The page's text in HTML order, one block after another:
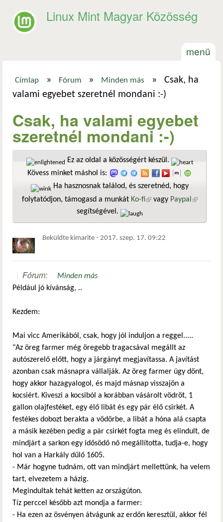
Linux Mint Magyar Közösség
menü
Jelenlegi hely
Címlap » Fórum » Minden más »
Csak, ha
valami egyebet szeretnél mondani :-)
Csak, ha valami egyebet
szeretnél mondani :-)
Ez az oldal a közösségért készül.
Kövess minket máshol is:
Ha hasznosnak találod, és szeretnéd, hogy
folytatódjon, támogasd a munkát Ko-fi(külső hivatkozás)
vagy Paypal
segítségével.
Beküldte kimarite - 2017. szep. 17. 09:22
Fórum:
Minden más
Például jó kívánság, ..
Kezdem:
Mai vicc Amerikából, csak, hogy jól induljon a reggel.....
"Az öreg farmer még öregebb tragacsával megállt az
autószerelő előtt, hogy a járgányt megjavítassa. A javítást
azonban csak másnapra vállalják. Az öreg farmer úgy dönt,
hogy akkor hazagyalogol, és majd másnap visszajön a
kocsiért. Kiveszi a kocsiból a korábban vásárolt vödröt, 1
gallon olajfestéket, egy élő libát és egy pár élő csirkét. A
festékes dobozt berakta a vödörbe, a libát a hóna alá csapta
a másik kezében pedig a pár csirkét fogta meg és elindult, de
mindjárt a sarkon egy idősödő nő megállította, tudja-e, hogy
hol van a Harkály dűlő 1605.
- Már hogyne tudnám, ott van mindjárt mellettünk, ha velem
tart, elvezetem a házig.
Megindultak tehát ketten az országúton.
Tíz perccel később azt mondja a farmer:
- Ha ezen az ösvényen átvágunk az erdőn keresztül, akkor fél